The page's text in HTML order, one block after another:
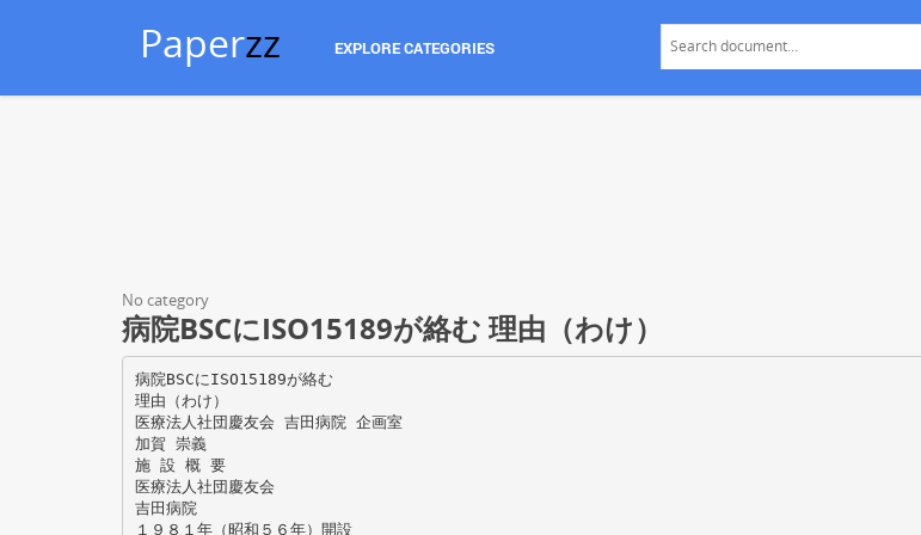
Paperzz EXPLORE CATEGORIES
No category
病院BSCにISO15189が絡む 理由（わけ）
病院BSCにISO15189が絡む
理由（わけ）
医療法人社団慶友会 吉田病院 企画室
加賀 崇義
施 設 概 要
医療法人社団慶友会
吉田病院
１９８１年（昭和５６年）開設